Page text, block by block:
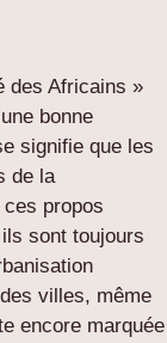
des Africains »
bonne
signifie que les
de la
propos
sont toujours
villes, même
encore marquée